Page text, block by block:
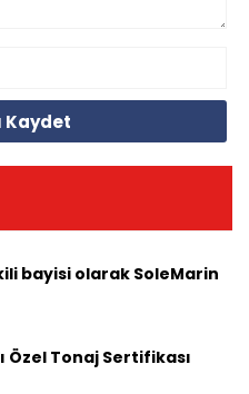
Kaydet
bayisi olarak SoleMarin
Özel Tonaj Sertifikası